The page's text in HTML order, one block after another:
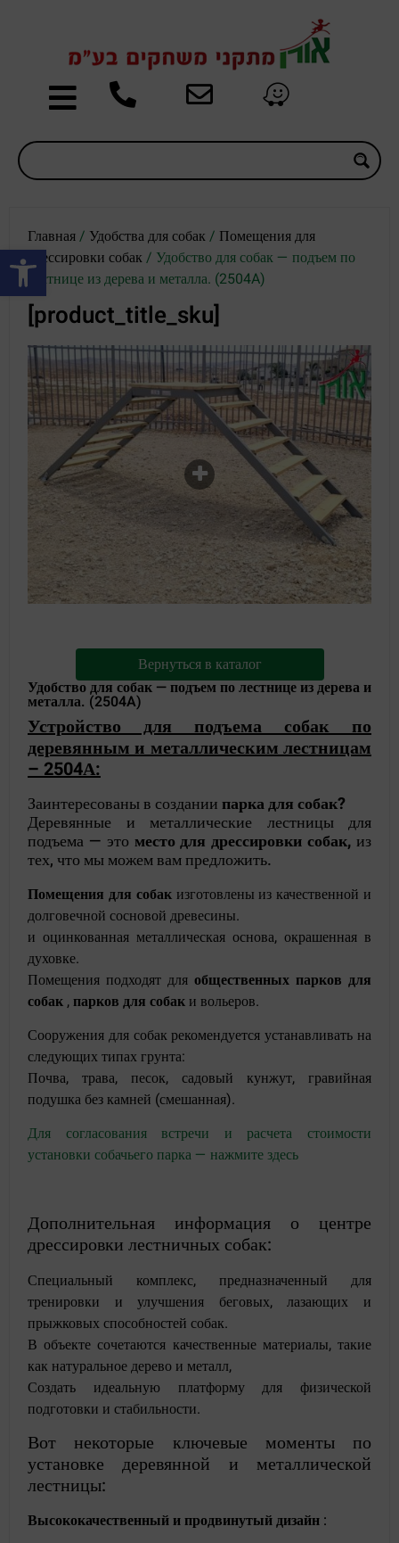
Открыть панель инструментов
Главная/ Удобства для собак/ Помещения для
дрессировки собак/ Удобство для собак — подъем по
лестнице из дерева и металла. (2504A)
[product_title_sku]
Вернуться в каталог
Удобство для собак — подъем по лестнице из дерева и
металла. (2504A)
Устройство для подъема собак по
деревянным и металлическим лестницам
– 2504А:
Заинтересованы в созданиипарка для собак?
Деревянные и металлические лестницы для
подъема — это место для дрессировки собак, из
тех, что мы можем вам предложить.
Помещения для собакизготовлены из качественной и
долговечной сосновой древесины.
и оцинкованная металлическая основа, окрашенная в
духовке.
Помещения подходят для общественных парков для
собак ,парков для собак и вольеров.
Сооружения для собак рекомендуется устанавливать на
следующих типах грунта:
Почва, трава, песок, садовый кунжут, гравийная
подушка без камней (смешанная).
Для согласования встречи и расчета стоимости
установки собачьего парка — нажмите здесь
Дополнительная информация о центре
дрессировки лестничных собак:
Специальный комплекс, предназначенный для
тренировки и улучшения беговых, лазающих и
прыжковых способностей собак.
В объекте сочетаются качественные материалы, такие
как натуральное дерево и металл,
Создать идеальную платформу для физической
подготовки и стабильности.
Вот некоторые ключевые моменты по
установке деревянной и металлической
лестницы:
Высококачественный и продвинутый дизайн :